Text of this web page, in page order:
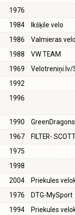
1976
1984
Ikšķile velo
1986
Valmieras
1988
VW TEAM
1969
1992
1996
1990
1967
FILTER-
1975
1998
2004
Priekules
1976
DTG-MySport
1994
Priekules